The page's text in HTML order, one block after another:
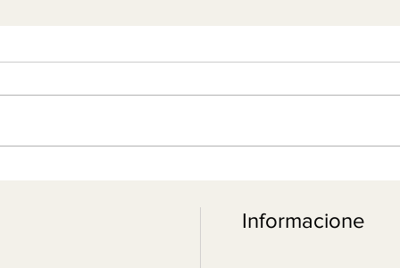
Informacione